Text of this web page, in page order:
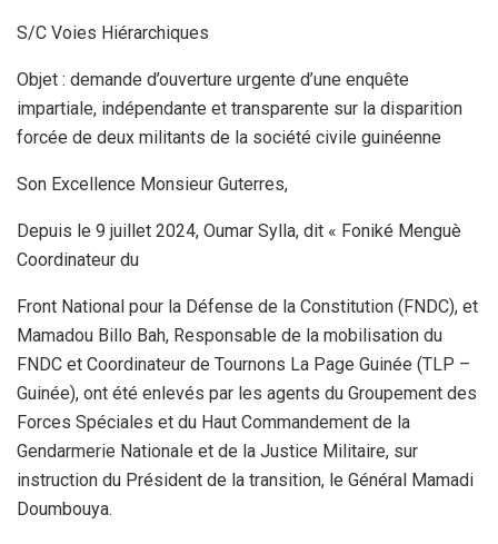
S/C Voies Hiérarchiques
Objet : demande d’ouverture urgente d’une enquête
impartiale, indépendante et transparente sur la disparition
forcée de deux militants de la société civile guinéenne
Son Excellence Monsieur Guterres,
Depuis le 9 juillet 2024, Oumar Sylla, dit « Foniké Menguè
Coordinateur du
Front National pour la Défense de la Constitution (FNDC), et
Mamadou Billo Bah, Responsable de la mobilisation du
FNDC et Coordinateur de Tournons La Page Guinée (TLP –
Guinée), ont été enlevés par les agents du Groupement des
Forces Spéciales et du Haut Commandement de la
Gendarmerie Nationale et de la Justice Militaire, sur
instruction du Président de la transition, le Général Mamadi
Doumbouya.